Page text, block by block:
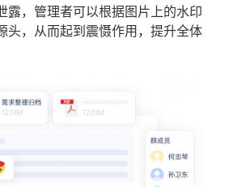
露，管理者可以根据图片上的水印
头，从而起到震慑作用，提升全体